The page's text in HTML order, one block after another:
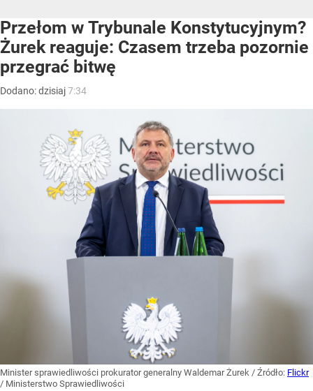
Przełom w Trybunale Konstytucyjnym?
Żurek reaguje: Czasem trzeba pozornie
przegrać bitwę
Dodano:dzisiaj7:34
Minister sprawiedliwości prokurator generalny Waldemar Żurek / Źródło: Flickr
/ Ministerstwo Sprawiedliwości